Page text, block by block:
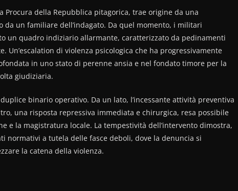
Procura della Repubblica pitagorica, trae origine da una
un familiare dell’indagato. Da quel momento, i militari
un quadro indiziario allarmante, caratterizzato da pedinamenti
Un’escalation di violenza psicologica che ha progressivamente
in uno stato di perenne ansia e nel fondato timore per la
giudiziaria.
binario operativo. Da un lato, l’incessante attività preventiva
una risposta repressiva immediata e chirurgica, resa possibile
e la magistratura locale. La tempestività dell’intervento dimostra,
normativi a tutela delle fasce deboli, dove la denuncia si
la catena della violenza.